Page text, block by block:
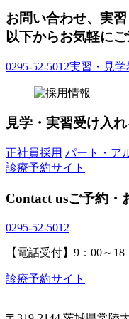
お問い合わせ、実
以下からお気軽にご
0295-52-5012実習・見
見学・実習受け入れ
正社員採用 パート・ア
診療予約サイト
Contact usご予約・
0295-52-5012
【電話受付】9：00～18
診療予約サイト